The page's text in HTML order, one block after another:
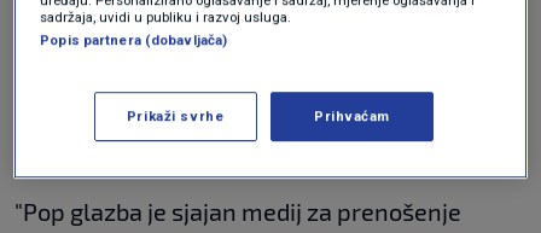
šamar"
Dodao je i kako je Eurosong platforma na kojoj
"Pop glazba je sjajan medij za prenošenje
sadržaja, uvidi u publiku i razvoj usluga.
Popis partnera (dobavljača)
Prikaži svrhe Prihvaćam